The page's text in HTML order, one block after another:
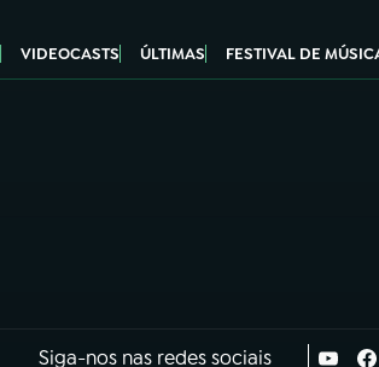
VIDEOCASTS ÚLTIMAS FESTIVAL DE
Siga-nos nas redes sociais